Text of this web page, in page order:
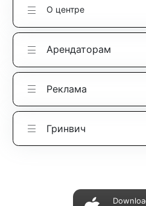
О центре
Арендаторам
Реклама
Гринвич